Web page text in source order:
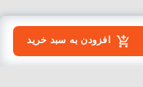
افزودن به سبد خرید